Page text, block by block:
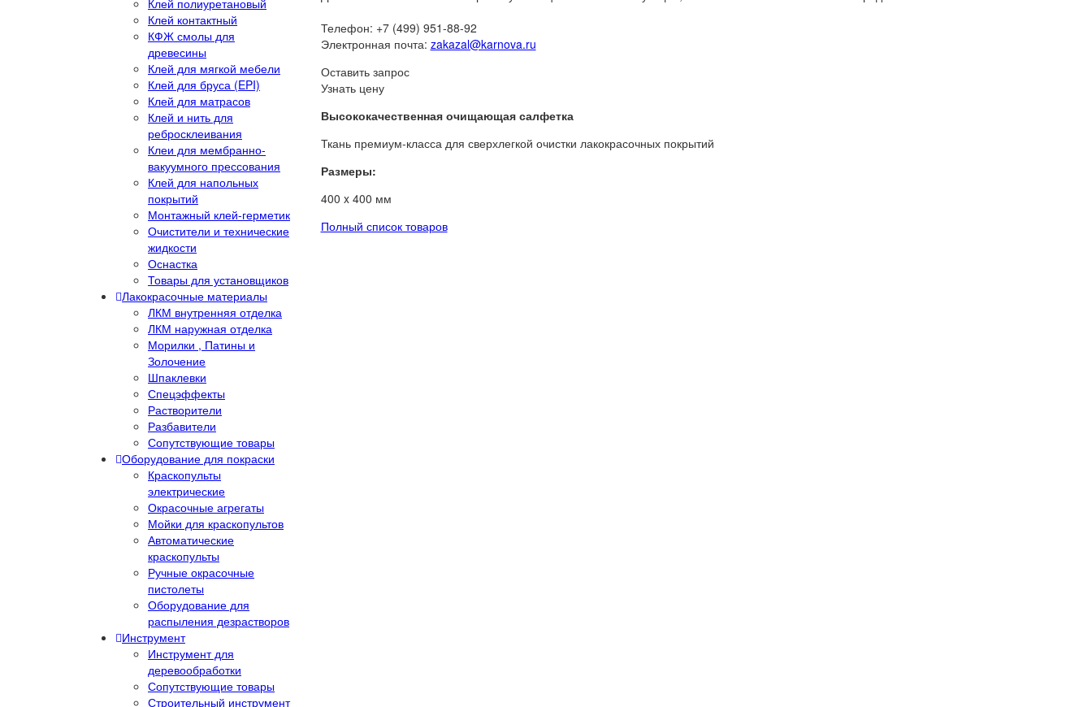
Клей полиуретановый
Клей контактный
КФЖ смолы для
древесины
Клей для мягкой мебели
Клей для бруса (EPI)
Клей для матрасов
Клей и нить для
ребросклеивания
Клеи для мембранно-
вакуумного прессования
Клей для напольных
покрытий
Монтажный клей-герметик
Очистители и технические
жидкости
Оснастка
Товары для установщиков
Лакокрасочные материалы
ЛКМ внутренняя отделка
ЛКМ наружная отделка
Морилки , Патины и
Золочение
Шпаклевки
Спецэффекты
Растворители
Разбавители
Сопутствующие товары
Оборудование для покраски
Краскопульты
электрические
Окрасочные агрегаты
Мойки для краскопультов
Автоматические
краскопульты
Ручные окрасочные
пистолеты
Оборудование для
распыления дезрастворов
Инструмент
Инструмент для
деревообработки
Сопутствующие товары
Строительный инструмент
Телефон: +7 (499) 951-88-92
Электронная почта: zakazal@karnova.ru
Оставить запрос
Узнать цену
Высококачественная очищающая салфетка
Ткань премиум-класса для сверхлегкой очистки лакокрасочных покрытий
Размеры:
400 x 400 мм
Полный список товаров